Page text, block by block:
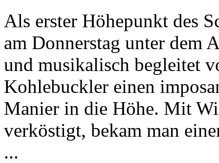
Als erster Höhepunkt des
am Donnerstag unter dem
und musikalisch begleitet
Kohlebuckler einen
Manier in die Höhe. Mit
verköstigt, bekam man
...